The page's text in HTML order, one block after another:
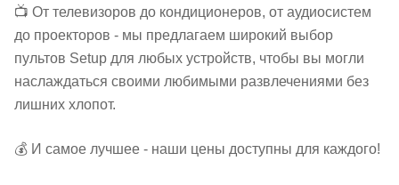
📺 От телевизоров до кондиционеров, от аудиосистем
до проекторов - мы предлагаем широкий выбор
пультов Setup для любых устройств, чтобы вы могли
наслаждаться своими любимыми развлечениями без
лишних хлопот.
💰 И самое лучшее - наши цены доступны для каждого!